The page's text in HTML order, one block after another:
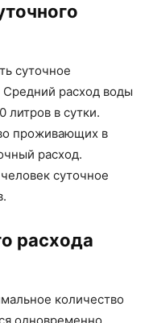
суточное
расход воды
литров в сутки.
проживающих в
расход.
суточное
расхода
количество